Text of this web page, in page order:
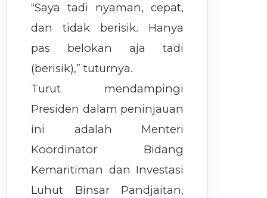
“Saya tadi nyaman, cepat,
dan tidak berisik. Hanya
pas belokan aja tadi
(berisik),” tuturnya.
Turut mendampingi
Presiden dalam peninjauan
ini adalah Menteri
Koordinator Bidang
Kemaritiman dan Investasi
Luhut Binsar Pandjaitan,